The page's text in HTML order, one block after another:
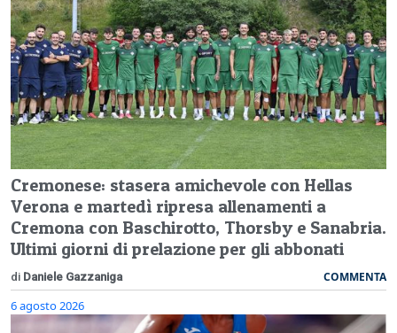
Cremonese: stasera amichevole con Hellas
Verona e martedì ripresa allenamenti a
Cremona con Baschirotto, Thorsby e Sanabria.
Ultimi giorni di prelazione per gli abbonati
di Daniele Gazzaniga COMMENTA
6 agosto 2026